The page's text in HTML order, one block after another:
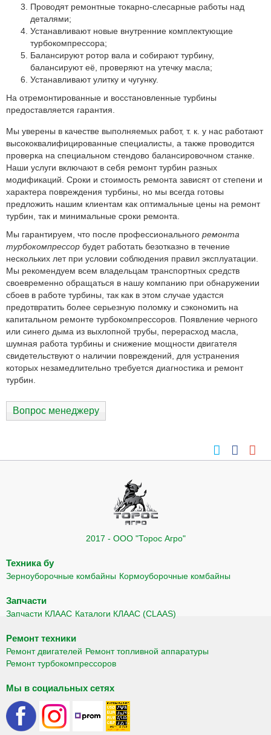
Проводят ремонтные токарно-слесарные работы над
деталями;
Устанавливают новые внутренние комплектующие
турбокомпрессора;
Балансируют ротор вала и собирают турбину,
балансируют её, проверяют на утечку масла;
Устанавливают улитку и чугунку.
На отремонтированные и восстановленные турбины
предоставляется гарантия.
Мы уверены в качестве выполняемых работ, т. к. у нас работают
высококвалифицированные специалисты, а также проводится
проверка на специальном стендово балансировочном станке.
Наши услуги включают в себя ремонт турбин разных
модификаций. Сроки и стоимость ремонта зависят от степени и
характера повреждения турбины, но мы всегда готовы
предложить нашим клиентам как оптимальные цены на ремонт
турбин, так и минимальные сроки ремонта.
Мы гарантируем, что после профессионального ремонта
турбокомпрессор будет работать безотказно в течение
нескольких лет при условии соблюдения правил эксплуатации.
Мы рекомендуем всем владельцам транспортных средств
своевременно обращаться в нашу компанию при обнаружении
сбоев в работе турбины, так как в этом случае удастся
предотвратить более серьезную поломку и сэкономить на
капитальном ремонте турбокомпрессоров. Появление черного
или синего дыма из выхлопной трубы, перерасход масла,
шумная работа турбины и снижение мощности двигателя
свидетельствуют о наличии повреждений, для устранения
которых незамедлительно требуется диагностика и ремонт
турбин.
Вопрос менеджеру
2017 - ООО "Торос Агро"
Техника бу
Зерноуборочные комбайны Кормоуборочные комбайны
Запчасти
Запчасти КЛААС Каталоги КЛААС (CLAAS)
Ремонт техники
Ремонт двигателей Ремонт топливной аппаратуры
Ремонт турбокомпрессоров
Мы в социальных сетях